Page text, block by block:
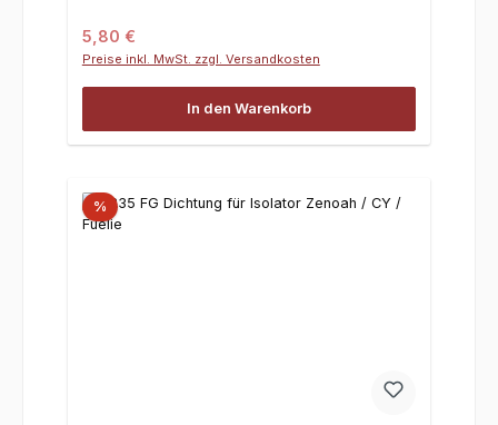
Regulärer Preis:
5,80 €
Preise inkl. MwSt. zzgl. Versandkosten
In den Warenkorb
%